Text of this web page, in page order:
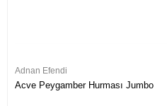
Adnan Efendi
Acve Peygamber Hurması Jumbo